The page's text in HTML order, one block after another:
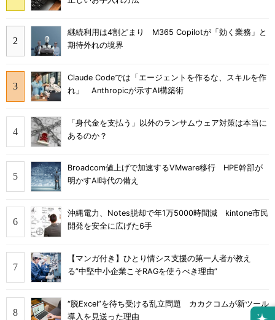
継続利用は4割どまり M365 Copilotが「効く業務」と
期待外れの境界
Claude Codeでは「エージェントを作るな、スキルを作
れ」 Anthropicが示すAI構築術
「身代金を支払う」以外のランサムウェア対策は本当に
あるのか？
Broadcom値上げで加速するVMware移行 HPE幹部が
明かすAI時代の備え
沖縄電力、Notes脱却で年1万5000時間減 kintone市民
開発を安全に広げた6手
【マンガ付き】ひとり情シス支援の第一人者が教え
る”中堅中小企業こそRAGを使うべき理由”
“脱Excel”を待ち受ける乱立問題 カカクコムが新ツール
導入を見送った理由